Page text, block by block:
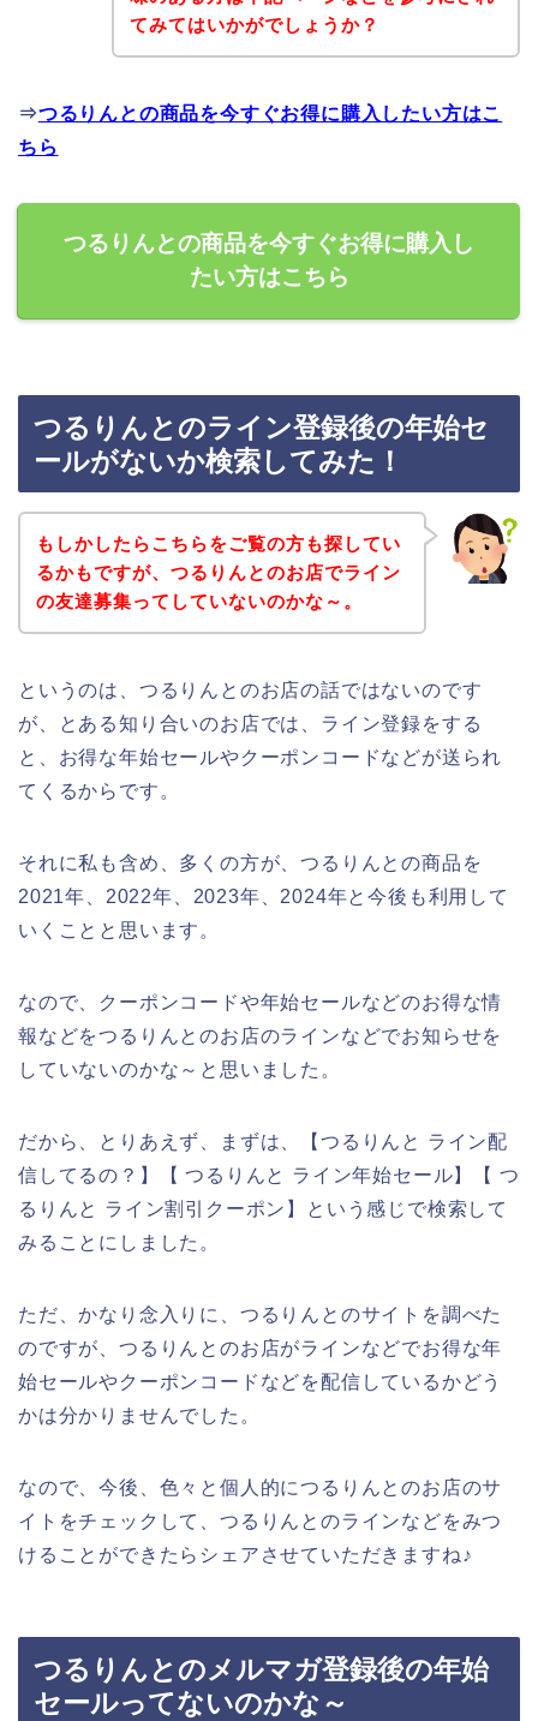
てみてはいかがでしょうか？
⇒つるりんとの商品を今すぐお得に購入したい方はこ
ちら
つるりんとの商品を今すぐお得に購入し
たい方はこちら
つるりんとのライン登録後の年始セ
ールがないか検索してみた！
もしかしたらこちらをご覧の方も探してい
るかもですが、つるりんとのお店でライン
の友達募集ってしていないのかな～。
というのは、つるりんとのお店の話ではないのです
が、とある知り合いのお店では、ライン登録をする
と、お得な年始セールやクーポンコードなどが送られ
てくるからです。
それに私も含め、多くの方が、つるりんとの商品を
2021年、2022年、2023年、2024年と今後も利用して
いくことと思います。
なので、クーポンコードや年始セールなどのお得な情
報などをつるりんとのお店のラインなどでお知らせを
していないのかな～と思いました。
だから、とりあえず、まずは、【つるりんと ライン配
信してるの？】【 つるりんと ライン年始セール】【 つ
るりんと ライン割引クーポン】という感じで検索して
みることにしました。
ただ、かなり念入りに、つるりんとのサイトを調べた
のですが、つるりんとのお店がラインなどでお得な年
始セールやクーポンコードなどを配信しているかどう
かは分かりませんでした。
なので、今後、色々と個人的につるりんとのお店のサ
イトをチェックして、つるりんとのラインなどをみつ
けることができたらシェアさせていただきますね♪
つるりんとのメルマガ登録後の年始
セールってないのかな～